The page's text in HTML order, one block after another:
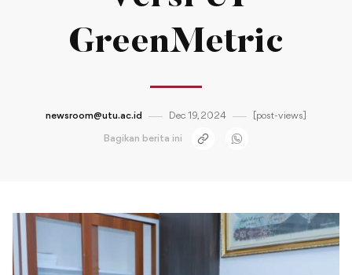
GreenMetric
newsroom@utu.ac.id Dec 19, 2024 [post-views]
Bagikan berita ini